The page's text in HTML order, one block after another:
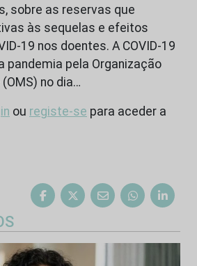
sobre as reservas que
às sequelas e efeitos
19 nos doentes. A COVID-19
pandemia pela Organização
no dia…
ou registe-se para aceder a